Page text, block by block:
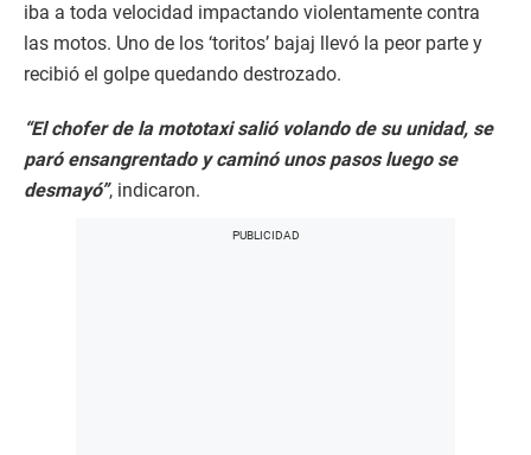
iba a toda velocidad impactando violentamente contra
las motos. Uno de los ‘toritos’ bajaj llevó la peor parte y
recibió el golpe quedando destrozado.
“El chofer de la mototaxi salió volando de su unidad, se
paró ensangrentado y caminó unos pasos luego se
desmayó”, indicaron.